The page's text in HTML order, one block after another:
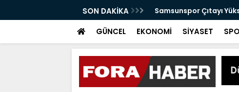
SON DAKİKA
Bir Tekkeköy İçin Çalışıyoruz" Samsunspor Çıtayı
GÜNCEL EKONOMİ SİYASET